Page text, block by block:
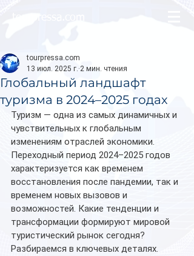
Глобальный ландшафт
туризма в 2024–2025 годах
tourpressa.com
13 июл. 2025 г. 2 мин. чтения
Туризм — одна из самых динамичных и
чувствительных к глобальным
изменениям отраслей экономики.
Переходный период 2024–2025 годов
характеризуется как временем
восстановления после пандемии, так и
временем новых вызовов и
возможностей. Какие тенденции и
трансформации формируют мировой
туристический рынок сегодня?
Разбираемся в ключевых деталях.